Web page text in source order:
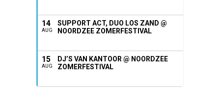
14
AUG
SUPPORT ACT, DUO LOS ZAND @
NOORDZEE ZOMERFESTIVAL
15
AUG
DJ’S VAN KANTOOR @ NOORDZEE
ZOMERFESTIVAL